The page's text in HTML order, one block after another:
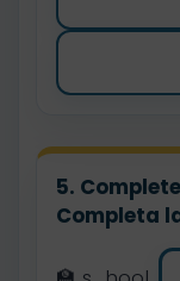
5.
Completa